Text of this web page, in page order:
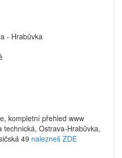
- Hrabůvka
kompletní přehled www
Ostrava-Hrabůvka,
49 nalezneš ZDE